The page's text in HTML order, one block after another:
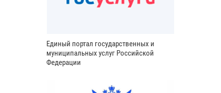
Единый портал государственных и
муниципальных услуг Российской
Федерации